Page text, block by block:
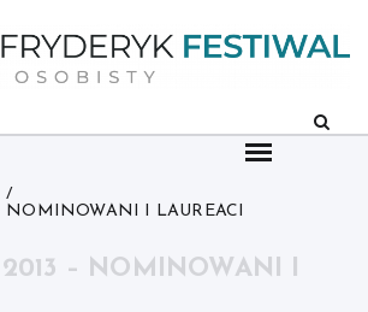
NOMINOWANI I LAUREACI
– NOMINOWANI I